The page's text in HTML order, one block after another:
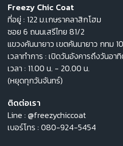
Freezy Chic Coat
ที่อยู่ : 122 ม.เกษราคลาสิกโฮม
ซอย 6 ถนนเสรีไทย 81/2
แขวงคันนายาว เขตคันนายาว กทม
เวลาทำการ : เปิดวันอังคารถึงวันอา
เวลา : 11.00 น. - 20.00 น.
(หยุดทุกวันจันทร์)
ติดต่อเรา
Line : @freezychiccoat
เบอร์โทร : 080-924-5454